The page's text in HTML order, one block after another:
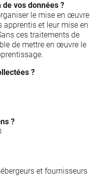
vos données ?
le mise en œuvre
et leur mise en
ces traitements de
de mettre en œuvre le
?
?
et fournisseurs